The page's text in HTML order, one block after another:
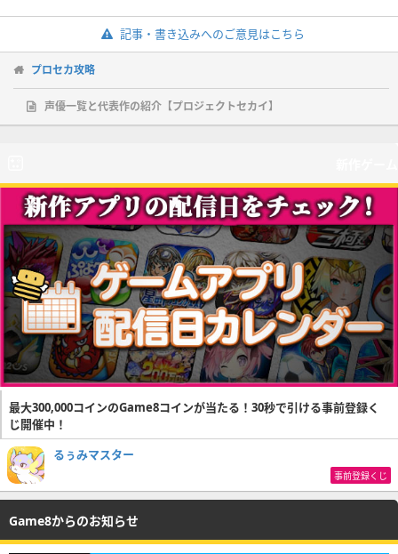
記事・書き込みへのご意見はこちら
プロセカ攻略
声優一覧と代表作の紹介【プロジェクトセカイ】
最大300,000コインのGame8コインが当たる！30秒で引ける事前登録く
じ開催中！
るぅみマスター
事前登録くじ
Game8からのお知らせ